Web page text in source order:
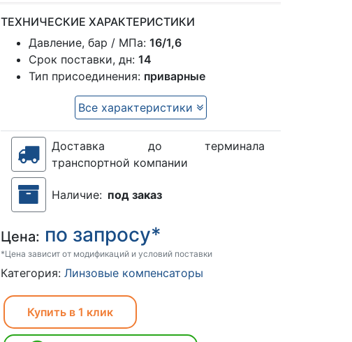
ТЕХНИЧЕСКИЕ ХАРАКТЕРИСТИКИ
Давление, бар / МПа:16/1,6
Срок поставки, дн:14
Тип присоединения: приварные
Все характеристики
Доставка до терминала
транспортной компании
Наличие: под заказ
Цена: по запросу*
*Цена зависит от модификаций и условий поставки
Категория:Линзовые компенсаторы
Купить в 1 клик